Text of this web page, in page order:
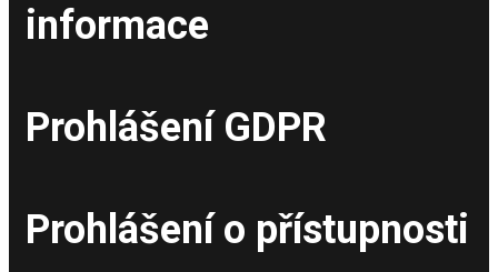
informace
Prohlášení GDPR
Prohlášení o přístupnosti